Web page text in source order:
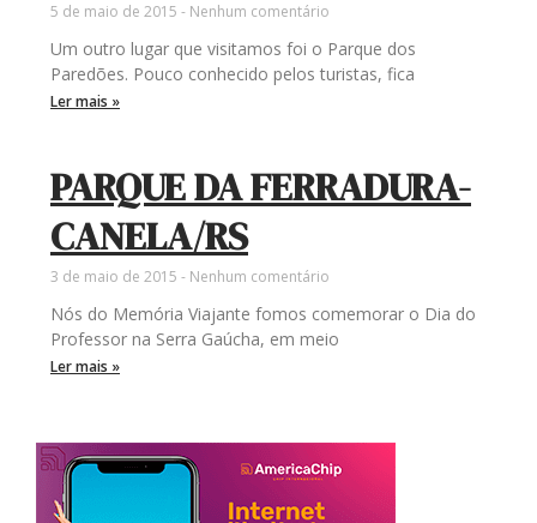
5 de maio de 2015 Nenhum comentário
Um outro lugar que visitamos foi o Parque dos
Paredões. Pouco conhecido pelos turistas, fica
Ler mais »
PARQUE DA FERRADURA-
CANELA/RS
3 de maio de 2015 Nenhum comentário
Nós do Memória Viajante fomos comemorar o Dia do
Professor na Serra Gaúcha, em meio
Ler mais »